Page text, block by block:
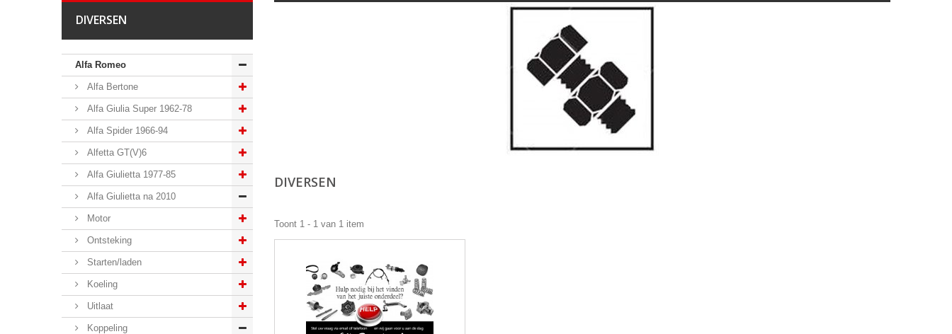
DIVERSEN
Alfa Romeo
Alfa Bertone
Alfa Giulia Super 1962-78
Alfa Spider 1966-94
Alfetta GT(V)6
Alfa Giulietta 1977-85
Alfa Giulietta na 2010
Motor
Ontsteking
Starten/laden
Koeling
Uitlaat
Koppeling
DIVERSEN
Toont 1 - 1 van 1 item